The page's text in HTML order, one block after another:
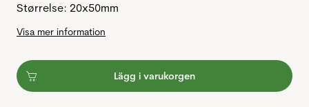
Størrelse: 20x50mm
Visa mer information
Lägg i varukorgen